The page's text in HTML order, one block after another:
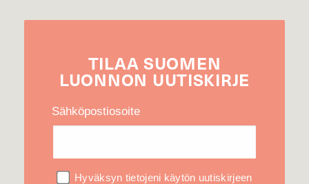
TILAA SUOMEN
LUONNON UUTIS­KIRJE
Sähköpostiosoite
Hyväksyn tietojeni käytön uutiskirjeen